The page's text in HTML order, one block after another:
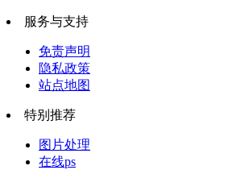
服务与支持
免责声明
隐私政策
站点地图
特别推荐
图片处理
在线ps